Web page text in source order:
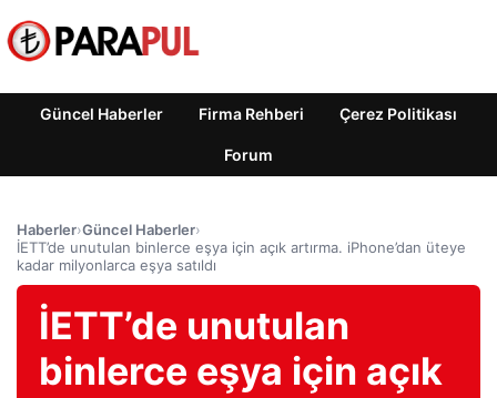
Güncel Haberler Firma Rehberi Çerez Politikası
Forum
Haberler›Güncel Haberler›
İETT’de unutulan binlerce eşya için açık artırma. iPhone’dan üteye
kadar milyonlarca eşya satıldı
İETT’de unutulan
binlerce eşya için açık